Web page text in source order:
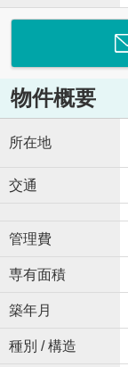
物件概要
所在地
交通
管理費
専有面積
築年月
種別 / 構造